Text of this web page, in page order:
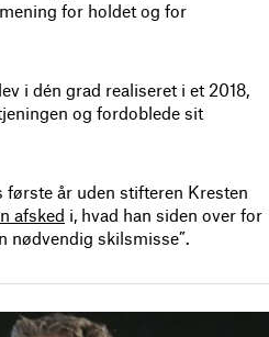
for holdet og for
i dén grad realiseret i et 2018,
og fordoblede sit
første år uden stifteren Kresten
afsked i, hvad han siden over for
nødvendig skilsmisse”.